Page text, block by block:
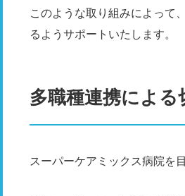
このような取り組みによって
るようサポートいたします。
多職種連携によ
スーパーケアミックス病院を